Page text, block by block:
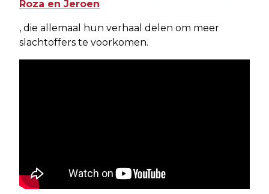
Roza en Jeroen
, die allemaal hun verhaal delen om meer
slachtoffers te voorkomen.